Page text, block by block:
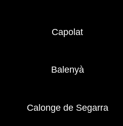
Capolat
Balenyà
Calonge de Segarra